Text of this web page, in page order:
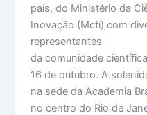
país, do Ministério da
Inovação (Mcti) com
representantes
da comunidade
16 de outubro. A
na sede da Academia
no centro do Rio de